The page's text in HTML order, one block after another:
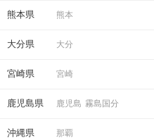
熊本県 熊本
大分県 大分
宮崎県 宮崎
鹿児島県 鹿児島 霧島国分
沖縄県 那覇